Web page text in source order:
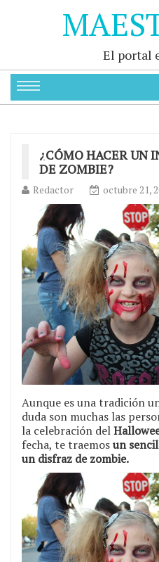
El portal
¿CÓMO HACER UN
DE ZOMBIE?
Redactor octubre 21,
Aunque es una tradición
duda son muchas las
la celebración del
fecha, te traemosun
un disfraz de zombie.